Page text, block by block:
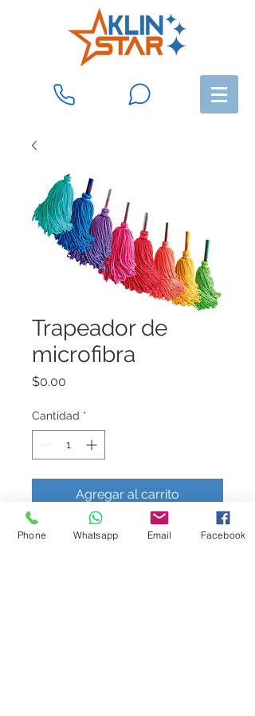
Trapeador de
microfibra
$0.00
Cantidad *
Agregar al carrito
Trapeador de microfibra en variedad
Phone Whatsapp Email Facebook